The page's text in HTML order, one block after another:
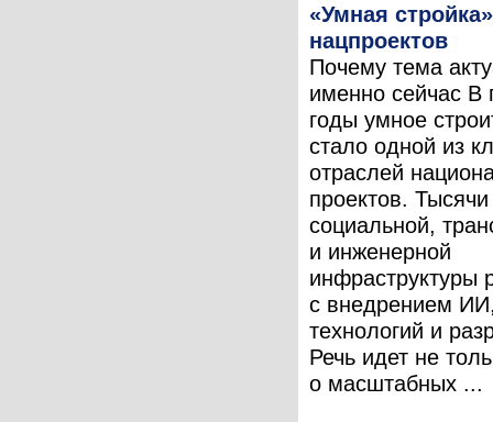
«Умная
нацпроектов
Почему тема
именно сейчас В
годы умное
стало одной из
отраслей
проектов.
социальной,
и инженерной
инфраструктуры
с внедрением
технологий и
Речь идет не
о масштабных ...